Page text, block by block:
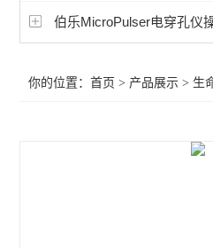
赛默飞311二氧化碳CO2培养箱
伯乐MicroPulser电穿孔仪
你的位置：首页 > 产品展示 > 生